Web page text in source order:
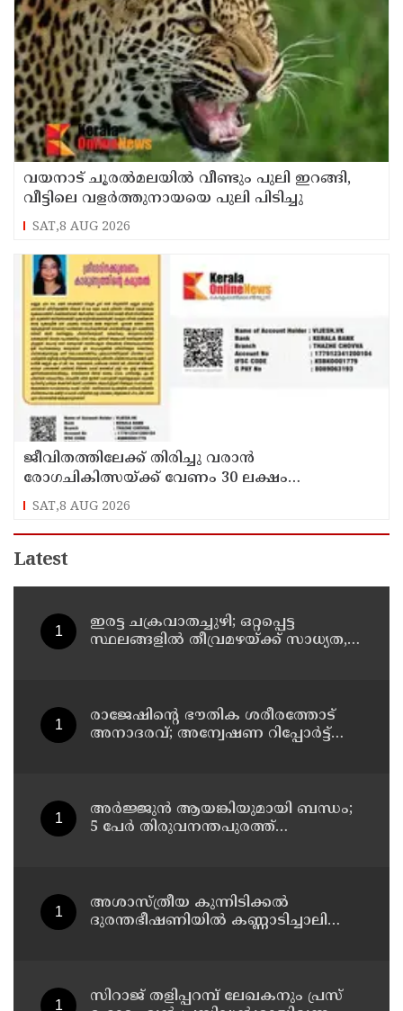
വയനാട് ചൂരൽമലയിൽ വീണ്ടും പുലി ഇറങ്ങി,
വീട്ടിലെ വളർത്തുനായയെ പുലി പിടിച്ചു
SAT,8 AUG 2026
ജീവിതത്തിലേക്ക് തിരിച്ചു വരാൻ
രോഗചികിത്സയ്ക്ക് വേണം 30 ലക്ഷം
ശ്രീദേവ്നക്കു വേണം കാരുണ്യത്തിൻ്റെ കരുതൽ
SAT,8 AUG 2026
Latest
ഇരട്ട ചക്രവാതച്ചുഴി; ഒറ്റപ്പെട്ട
സ്ഥലങ്ങളില്‍ തീവ്രമഴയ്ക്ക് സാധ്യത,
രാജേഷിന്റെ ഭൗതിക ശരീരത്തോട്
അനാദരവ്; അന്വേഷണ റിപ്പോര്‍ട്ട്
അർജ്ജുൻ ആയങ്കിയുമായി ബന്ധം;
5 പേർ തിരുവനന്തപുരത്ത്
അശാസ്ത്രീയ കുന്നിടിക്കൽ
ദുരന്തഭീഷണിയിൽ കണ്ണാടിച്ചാലിലെ
സിറാജ് തളിപ്പറമ്പ് ലേഖകനും പ്രസ്